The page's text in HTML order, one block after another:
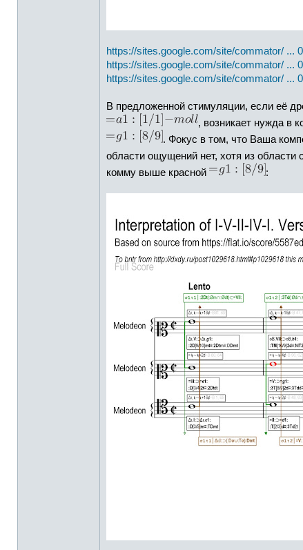
https://sites.google.com/site/commator/ ...
https://sites.google.com/site/commator/ ...
https://sites.google.com/site/commator/ ...
В предложенной стимуляции, если её
, возникает нужда в
. Фокус в том, что Ваша
области ощущений нет, хотя из области
комму выше красной
: